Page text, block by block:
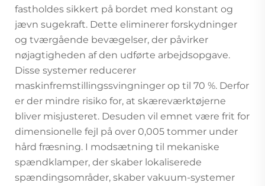
fastholdes sikkert på bordet med konstant og
jævn sugekraft. Dette eliminerer forskydninger
og tværgående bevægelser, der påvirker
nøjagtigheden af den udførte arbejdsopgave.
Disse systemer reducerer
maskinfremstillingssvingninger op til 70 %. Derfor
er der mindre risiko for, at skæreværktøjerne
bliver misjusteret. Desuden vil emnet være frit for
dimensionelle fejl på over 0,005 tommer under
hård fræsning. I modsætning til mekaniske
spændklamper, der skaber lokaliserede
spændingsområder, skaber vakuum-systemer